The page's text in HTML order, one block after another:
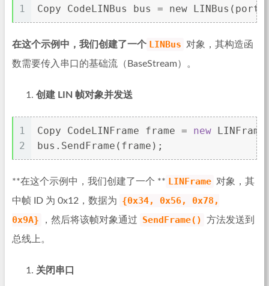
1 Copy CodeLINBus bus = new
在这个示例中，我们创建了一个 LINBus
对象，其构造函
数需要传入串口的基础流（BaseStream）。
创建 LIN 帧对象并发送
1
2
Copy CodeLINFrame frame = new
bus.SendFrame(frame);
**在这个示例中，我们创建了一个 ** LINFrame 对象，其
中帧 ID 为 0x12，数据为
{0x34, 0x56, 0x78,
0x9A}
，然后将该帧对象通过 SendFrame()
方法发送到
总线上。
关闭串口